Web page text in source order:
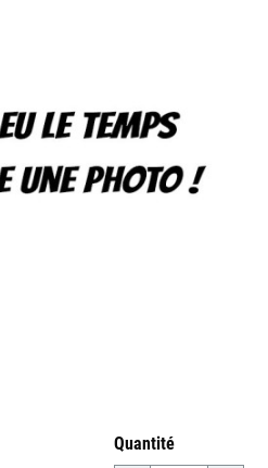
Quantité